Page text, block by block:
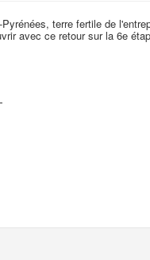
terre fertile de
avec ce retour sur la 6e